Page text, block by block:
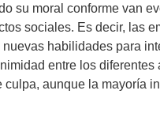
su moral conforme van
sociales. Es decir, las
habilidades para
entre los diferentes
culpa, aunque la mayoría